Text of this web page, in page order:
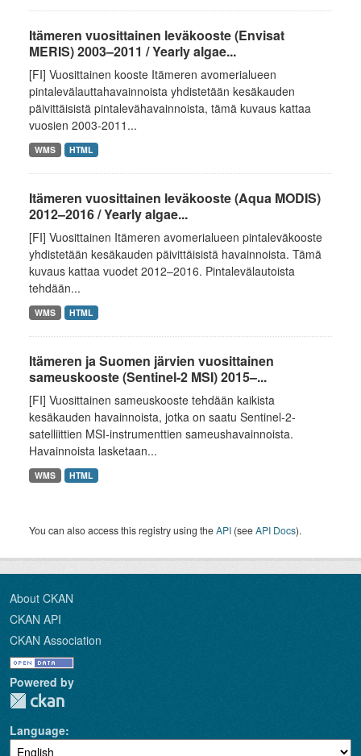
Itämeren vuosittainen leväkooste (Envisat
MERIS) 2003–2011 / Yearly algae...
[FI] Vuosittainen kooste Itämeren avomerialueen
pintalevälauttahavainnoista yhdistetään kesäkauden
päivittäisistä pintalevähavainnoista, tämä kuvaus kattaa
vuosien 2003-2011...
WMS HTML
Itämeren vuosittainen leväkooste (Aqua MODIS)
2012–2016 / Yearly algae...
[FI] Vuosittainen Itämeren avomerialueen pintaleväkooste
yhdistetään kesäkauden päivittäisistä havainnoista. Tämä
kuvaus kattaa vuodet 2012–2016. Pintalevälautoista
tehdään...
WMS HTML
Itämeren ja Suomen järvien vuosittainen
sameuskooste (Sentinel-2 MSI) 2015–...
[FI] Vuosittainen sameuskooste tehdään kaikista
kesäkauden havainnoista, jotka on saatu Sentinel-2-
satelliittien MSI-instrumenttien sameushavainnoista.
Havainnoista lasketaan...
WMS HTML
You can also access this registry using theAPI (seeAPI Docs).
About CKAN
CKAN API
CKAN Association
Powered by
Language